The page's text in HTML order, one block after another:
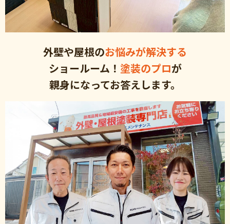
外壁や屋根のお悩みが解決する
ショールーム！ 塗装のプロが
親身になってお答えします。